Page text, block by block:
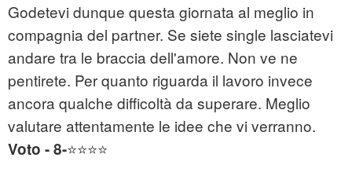
Godetevi dunque questa giornata al meglio in
compagnia del partner. Se siete single lasciatevi
andare tra le braccia dell'amore. Non ve ne
pentirete. Per quanto riguarda il lavoro invece
ancora qualche difficoltà da superare. Meglio
valutare attentamente le idee che vi verranno.
Voto - 8-⭐⭐⭐⭐